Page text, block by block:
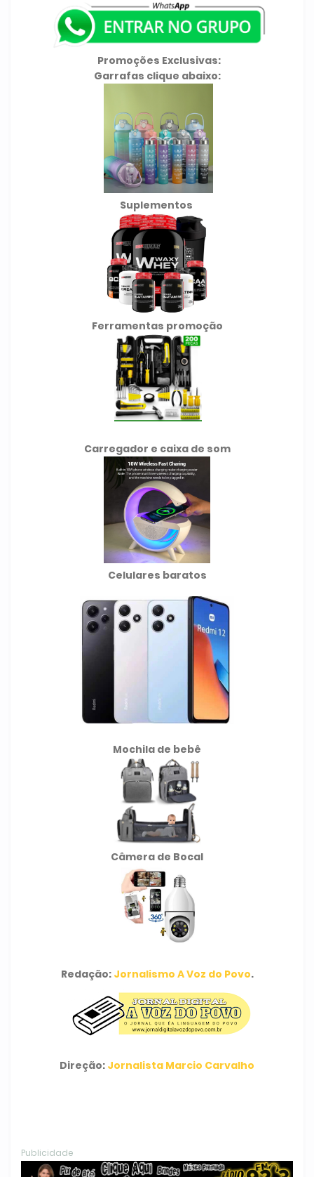
Promoções Exclusivas:
Garrafas clique abaixo:
Suplementos
Ferramentas promoção
Carregador e caixa de som
Celulares baratos
Mochila de bebê
Câmera de Bocal
Redação: Jornalismo A Voz do Povo.
Direção: Jornalista Marcio Carvalho
Publicidade